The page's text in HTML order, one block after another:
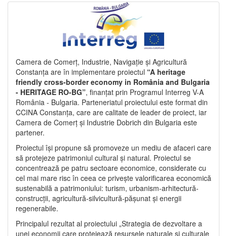
Camera de Comerț, Industrie, Navigație și Agricultură
Constanța are în implementare proiectul “A heritage
friendly cross-border economy in România and Bulgaria
- HERITAGE RO-BG”, finanțat prin Programul Interreg V-A
România - Bulgaria. Parteneriatul proiectului este format din
CCINA Constanța, care are calitate de leader de proiect, iar
Camera de Comerț și Industrie Dobrich din Bulgaria este
partener.
Proiectul își propune să promoveze un mediu de afaceri care
să protejeze patrimoniul cultural și natural. Proiectul se
concentrează pe patru sectoare economice, considerate cu
cel mai mare risc în ceea ce privește valorificarea economică
sustenabilă a patrimoniului: turism, urbanism-arhitectură-
construcții, agricultură-silvicultură-pășunat și energii
regenerabile.
Principalul rezultat al proiectului „Strategia de dezvoltare a
unei economii care protejează resursele naturale și culturale